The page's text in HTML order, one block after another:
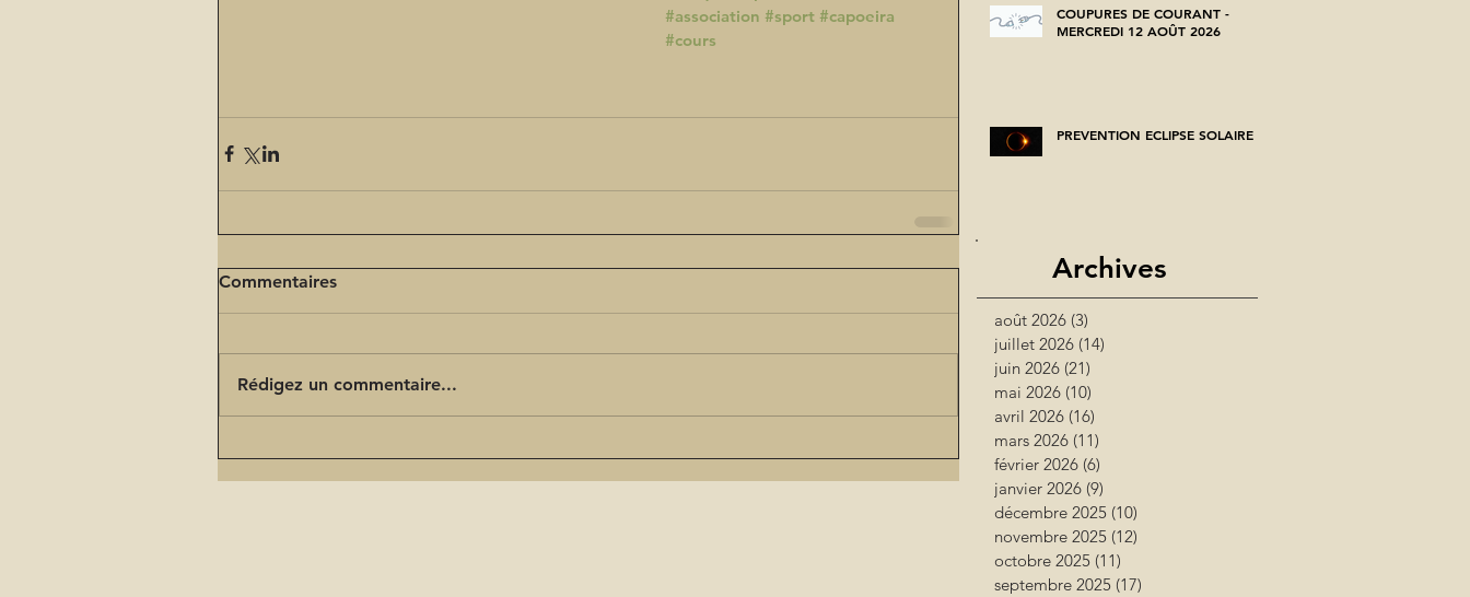
#association #sport #capoeira
#cours
Commentaires
Rédigez un commentaire...
COUPURES DE COURANT -
MERCREDI 12 AOÛT 2026
PREVENTION ECLIPSE SOLAIRE
Archives
août 2026 (3)
juillet 2026 (14)
juin 2026 (21)
mai 2026 (10)
avril 2026 (16)
mars 2026 (11)
février 2026 (6)
janvier 2026 (9)
décembre 2025 (10)
novembre 2025 (12)
octobre 2025 (11)
septembre 2025 (17)